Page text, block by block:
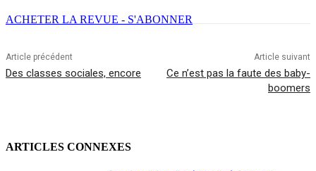
ACHETER LA REVUE - S'ABONNER
Article précédent
Des classes sociales, encore
Article suivant
Ce n’est pas la faute des baby-
boomers
ARTICLES CONNEXES